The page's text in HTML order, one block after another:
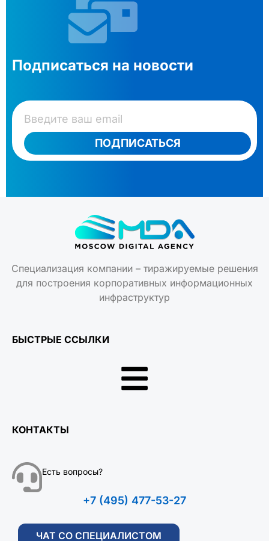
Подписаться на новости
ПОДПИСАТЬСЯ
Специализация компании – тиражируемые решения
для построения корпоративных информационных
инфраструктур
БЫСТРЫЕ ССЫЛКИ
КОНТАКТЫ
Есть вопросы?
+7 (495) 477-53-27
ЧАТ СО СПЕЦИАЛИСТОМ